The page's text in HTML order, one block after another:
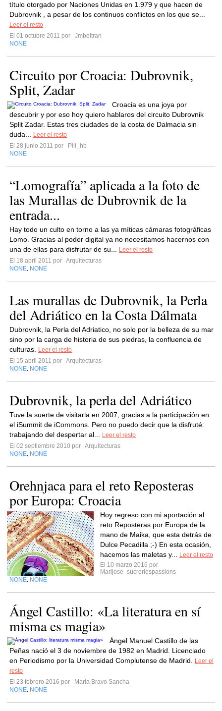
título otorgado por Naciones Unidas en 1.979 y que hacen de
Dubrovnik , a pesar de los continuos conflictos en los que se...
Leer el resto
El 01 octubre 2011 por
Jmbeltran
NONE
Circuito por Croacia: Dubrovnik,
Split, Zadar
Croacia es una joya por
descubrir y por eso hoy quiero hablaros del circuito Dubrovnik
Split Zadar. Estas tres ciudades de la costa de Dalmacia sin
duda...
Leer el resto
El 28 junio 2011 por
Pili_hb
NONE
“Lomografía” aplicada a la foto de
las Murallas de Dubrovnik de la
entrada...
Hay todo un culto en torno a las ya míticas cámaras fotográficas
Lomo. Gracias al poder digital ya no necesitamos hacernos con
una de ellas para disfrutar de su...
Leer el resto
El 18 abril 2011 por Arquitecturas
NONE NONE
Las murallas de Dubrovnik, la Perla
del Adriático en la Costa Dálmata
Dubrovnik, la Perla del Adriatico, no solo por la belleza de su mar
sino por la carga de historia de sus piedras, la confluencia de
culturas.
Leer el resto
El 15 abril 2011 por Arquitecturas
NONE NONE
Dubrovnik, la perla del Adriático
Tuve la suerte de visitarla en 2007, gracias a la participación en
el iSummit de iCommons. Pero no puedo decir que la disfruté:
trabajando del despertar al...
Leer el resto
El 02 septiembre 2010 por Arquitecturas
NONE NONE
Orehnjaca para el reto Reposteras
por Europa: Croacia
Hoy regreso con mi aportación al
reto Reposteras por Europa de la
mano de Maika, que esta detrás de
Dulce Pecadilla ;-) En esta ocasión,
hacemos las maletas y...
Leer el resto
El 10 marzo 2016 por
Marijose_sucreriespassions
NONE NONE
Ángel Castillo: «La literatura en sí
misma es magia»
Ángel Manuel Castillo de las
Peñas nació el 3 de noviembre de 1982 en Madrid. Licenciado
en Periodismo por la Universidad Complutense de Madrid.
Leer el
resto
El 23 febrero 2016 por
María Bravo Sancha
NONE NONE